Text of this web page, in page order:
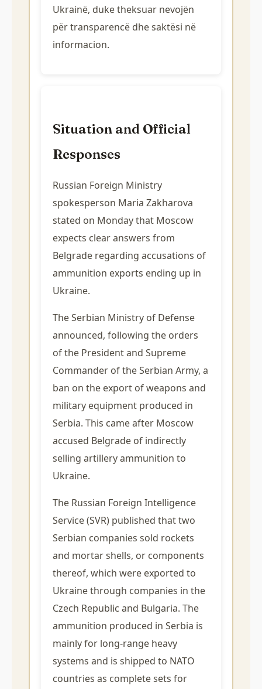
Ukrainë, duke theksuar nevojën
për transparencë dhe saktësi në
informacion.
Situation and Official
Responses
Russian Foreign Ministry
spokesperson Maria Zakharova
stated on Monday that Moscow
expects clear answers from
Belgrade regarding accusations of
ammunition exports ending up in
Ukraine.
The Serbian Ministry of Defense
announced, following the orders
of the President and Supreme
Commander of the Serbian Army, a
ban on the export of weapons and
military equipment produced in
Serbia. This came after Moscow
accused Belgrade of indirectly
selling artillery ammunition to
Ukraine.
The Russian Foreign Intelligence
Service (SVR) published that two
Serbian companies sold rockets
and mortar shells, or components
thereof, which were exported to
Ukraine through companies in the
Czech Republic and Bulgaria. The
ammunition produced in Serbia is
mainly for long-range heavy
systems and is shipped to NATO
countries as complete sets for